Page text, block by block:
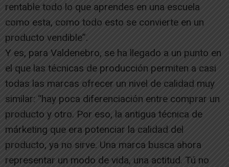
rentable todo lo que aprendes en una escuela
como esta, como todo esto se convierte en un
producto vendible”.
Y es, para Valdenebro, se ha llegado a un punto en
el que las técnicas de producción permiten a casi
todas las marcas ofrecer un nivel de calidad muy
similar: “hay poca diferenciación entre comprar un
producto y otro. Por eso, la antigua técnica de
márketing que era potenciar la calidad del
producto, ya no sirve. Una marca busca ahora
representar un modo de vida, una actitud. Tú no